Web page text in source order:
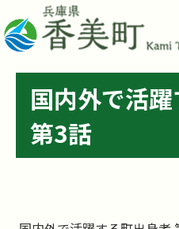
国内外で活
第3話